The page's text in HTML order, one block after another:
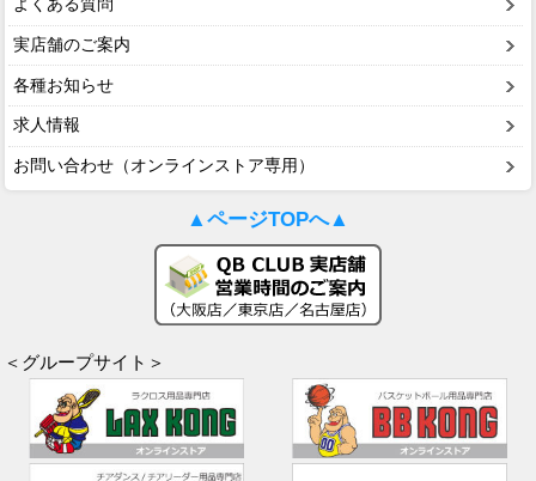
よくある質問
実店舗のご案内
各種お知らせ
求人情報
お問い合わせ（オンラインストア専用）
▲ページTOPへ▲
＜グループサイト＞